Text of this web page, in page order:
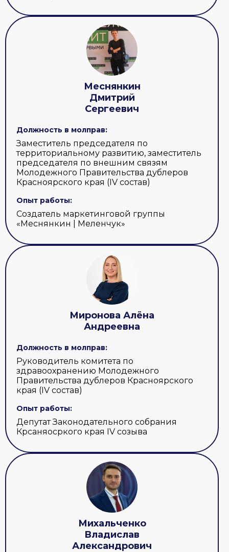
Меснянкин
Дмитрий
Сергеевич
Должность в молправ:
Заместитель председателя по
территориальному развитию, заместитель
председателя по внешним связям
Молодежного Правительства дублеров
Красноярского края (IV состав)
Опыт работы:
Создатель маркетинговой группы
«Меснянкин | Меленчук»
Миронова Алёна
Андреевна
Должность в молправ:
Руководитель комитета по
здравоохранению Молодежного
Правительства дублеров Красноярского
края (IV состав)
Опыт работы:
Депутат Законодательного собрания
Крсаняосркого края IV созыва
Михальченко
Владислав
Александрович